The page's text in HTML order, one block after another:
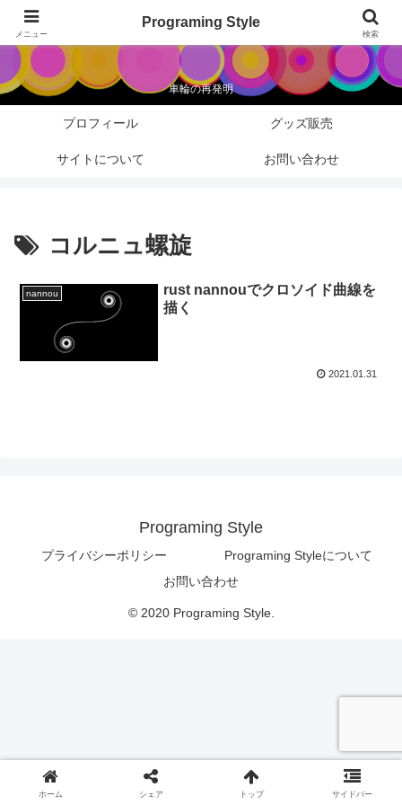
Programing Style
車輪の再発明
プロフィール グッズ販売
サイトについて お問い合わせ
コルニュ螺旋
nannou
rust nannouでクロソイド曲線を
描く
2021.01.31
Programing Style
プライバシーポリシー
Programing Styleについて
お問い合わせ
© 2020 Programing Style.
メニュー
Programing Style
検索
ホーム シェア トップ サイドバー